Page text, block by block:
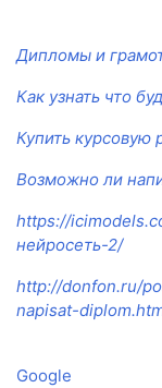
Дипломы и
Как узнать что
Купить курсовую
Возможно ли
https://
нейросеть-2/
http://donfon.ru/
napisat-
Google